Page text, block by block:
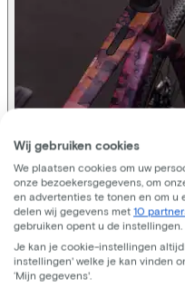
Cube
Wij gebruiken cookies
We plaatsen cookies om uw
onze bezoekersgegevens, om
en advertenties te tonen en om u
delen wij gegevens met 10
gebruiken opent u de instellingen.
Je kan je cookie-instellingen altijd
instellingen' welke je kan vinden
‘Mijn gegevens'.